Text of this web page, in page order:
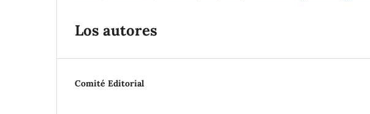
Los autores
Comité Editorial